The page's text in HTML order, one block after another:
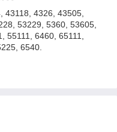
43118, 4326, 43505,
53229, 5360, 53605,
6460, 65111,
6540.